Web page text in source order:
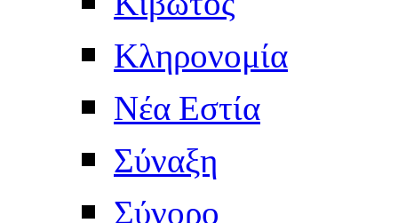
Κληρονομία
Νέα Εστία
Σύναξη
Σύνορο